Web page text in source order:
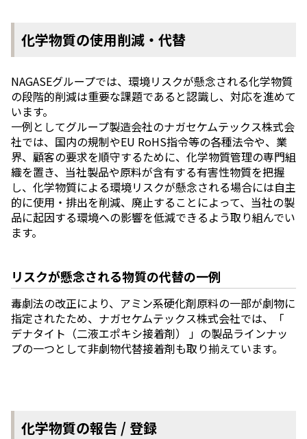
化学物質の使用削減・代替
NAGASEグループでは、環境リスクが懸念される化学物質
の段階的削減は重要な課題であると認識し、対応を進めて
います。
一例としてグループ製造会社のナガセケムテックス株式会
社では、国内の規制やEU RoHS指令等の各種法令や、業
界、顧客の要求を順守するために、化学物質管理の専門組
織を置き、当社製品や原料が含有する有害性物質を把握
し、化学物質による環境リスクが懸念される場合には自主
的に使用・排出を削減、廃止することによって、当社の製
品に起因する環境への影響を低減できるよう取り組んでい
ます。
リスクが懸念される物質の代替の一例
毒劇法の改正により、アミン系硬化剤原料の一部が劇物に
指定されたため、ナガセケムテックス株式会社では、「
デナタイト（二液エポキシ接着剤） 」の製品ラインナッ
プの一つとして⾮劇物代替接着剤も取り揃えています。
化学物質の報告 / 登録